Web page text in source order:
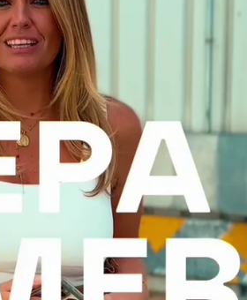
WhatsappFacebook
X
la llegada del calor,